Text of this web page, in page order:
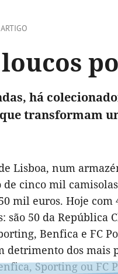
há
transformam
Lisboa, num
de cinco mil
mil euros. Hoje
são 50 da
Benfica e FC
detrimento dos mais
Sporting ou FC